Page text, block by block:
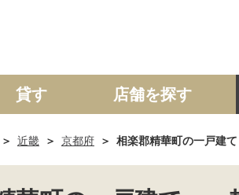
マンション 土地
貸す 店舗を探す
近畿 京都府 相楽郡精華町の一戸建